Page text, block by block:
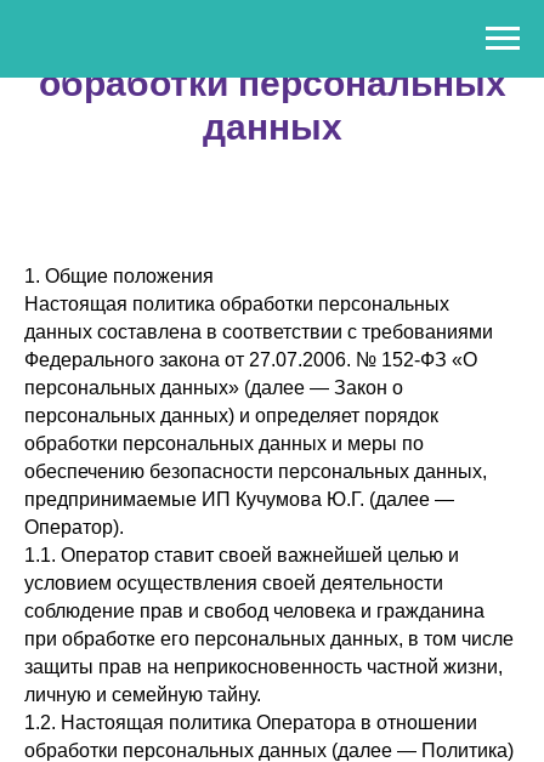
обработки персональных
данных
1. Общие положения
Настоящая политика обработки персональных
данных составлена в соответствии с требованиями
Федерального закона от 27.07.2006. № 152-ФЗ «О
персональных данных» (далее — Закон о
персональных данных) и определяет порядок
обработки персональных данных и меры по
обеспечению безопасности персональных данных,
предпринимаемые ИП Кучумова Ю.Г. (далее —
Оператор).
1.1. Оператор ставит своей важнейшей целью и
условием осуществления своей деятельности
соблюдение прав и свобод человека и гражданина
при обработке его персональных данных, в том числе
защиты прав на неприкосновенность частной жизни,
личную и семейную тайну.
1.2. Настоящая политика Оператора в отношении
обработки персональных данных (далее — Политика)